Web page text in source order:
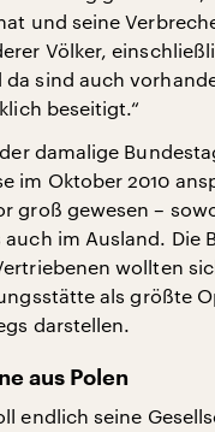
und seine
Völker,
da sind auch
beseitigt.“
damalige
im Oktober 2010
groß gewesen –
auch im Ausland. Die
wollten
als größte
darstellen.
aus Polen
endlich seine